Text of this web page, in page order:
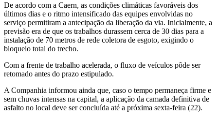
De acordo com a Caern, as condições climáticas favoráveis dos
últimos dias e o ritmo intensificado das equipes envolvidas no
serviço permitiram a antecipação da liberação da via. Inicialmente, a
previsão era de que os trabalhos durassem cerca de 30 dias para a
instalação de 70 metros de rede coletora de esgoto, exigindo o
bloqueio total do trecho.
Com a frente de trabalho acelerada, o fluxo de veículos pôde ser
retomado antes do prazo estipulado.
A Companhia informou ainda que, caso o tempo permaneça firme e
sem chuvas intensas na capital, a aplicação da camada definitiva de
asfalto no local deve ser concluída até a próxima sexta-feira (22).